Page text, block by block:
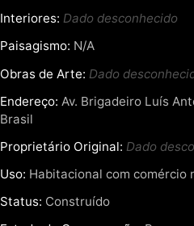
Interiores: Dado desconhecido
Paisagismo: N/A
Obras de Arte: Dado
Endereço: Av. Brigadeiro Luís
Brasil
Proprietário Original: Dado
Uso: Habitacional com comércio
Status: Construído